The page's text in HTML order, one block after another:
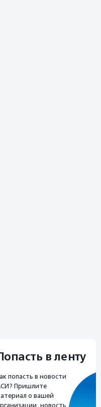
в ленту
попасть в новости
Пришлите
о вашей
новость,